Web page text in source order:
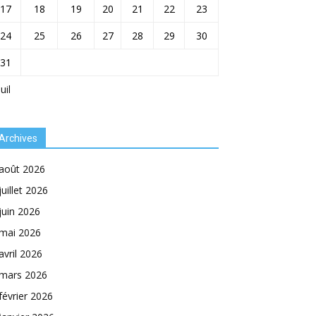
17 18 19 20 21 22
23
24
25 26 27 28 29
30
31
2026
2026
2026
2026
2026
2026
2026